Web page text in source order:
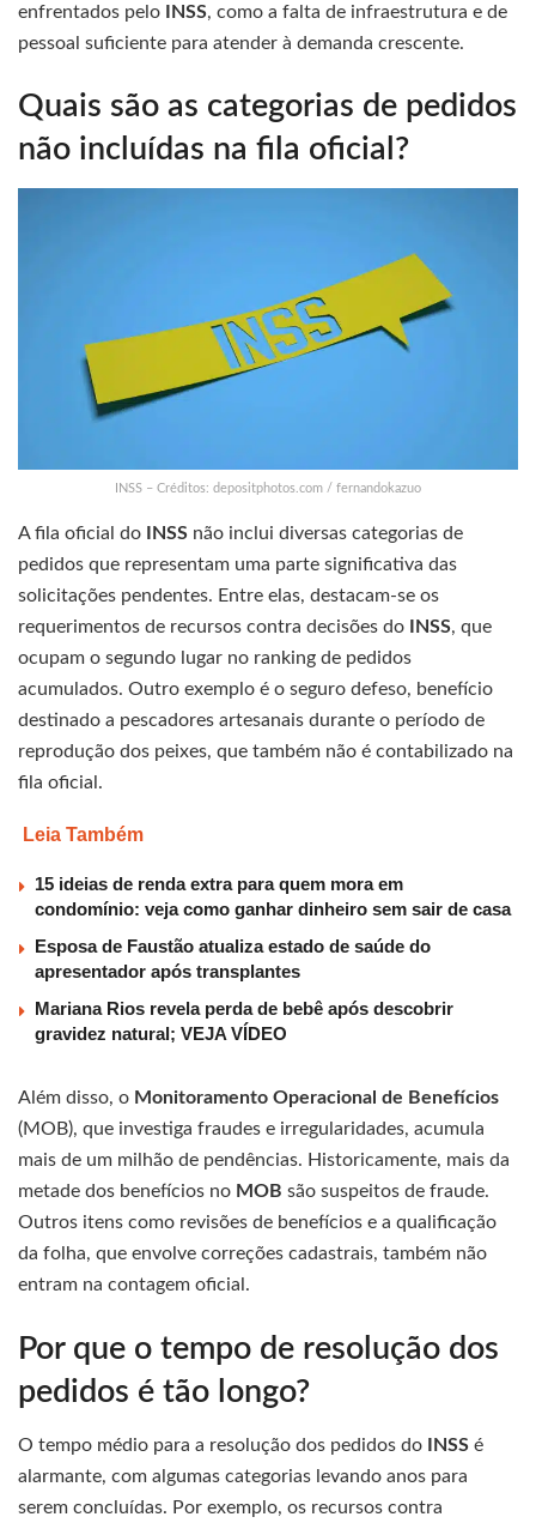
enfrentados pelo
INSS, como a falta de infraestrutura e de
pessoal suficiente para atender à demanda crescente.
Quais são as categorias de pedidos
não incluídas na fila oficial?
INSS – Créditos: depositphotos.com / fernandokazuo
A fila oficial do INSS não inclui diversas categorias de
pedidos que representam uma parte significativa das
solicitações pendentes. Entre elas, destacam-se os
requerimentos de recursos contra decisões do
INSS, que
ocupam o segundo lugar no ranking de pedidos
acumulados. Outro exemplo é o seguro defeso, benefício
destinado a pescadores artesanais durante o período de
reprodução dos peixes, que também não é contabilizado na
fila oficial.
Leia Também
15 ideias de renda extra para quem mora em
condomínio: veja como ganhar dinheiro sem sair de casa
Esposa de Faustão atualiza estado de saúde do
apresentador após transplantes
Mariana Rios revela perda de bebê após descobrir
gravidez natural; VEJA VÍDEO
Além disso, o Monitoramento Operacional de Benefícios
(MOB), que investiga fraudes e irregularidades, acumula
mais de um milhão de pendências. Historicamente, mais da
metade dos benefícios no MOB são suspeitos de fraude.
Outros itens como revisões de benefícios e a qualificação
da folha, que envolve correções cadastrais, também não
entram na contagem oficial.
Por que o tempo de resolução dos
pedidos é tão longo?
O tempo médio para a resolução dos pedidos do INSS é
alarmante, com algumas categorias levando anos para
serem concluídas. Por exemplo, os recursos contra